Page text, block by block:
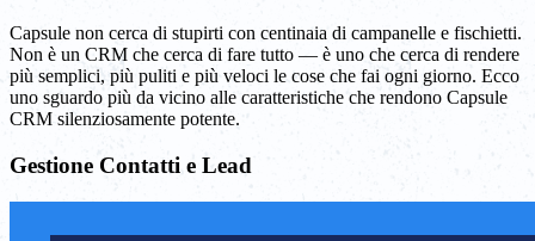
Capsule non cerca di stupirti con centinaia di campanelle e fischietti.
Non è un CRM che cerca di fare tutto — è uno che cerca di rendere
più semplici, più puliti e più veloci le cose che fai ogni giorno. Ecco
uno sguardo più da vicino alle caratteristiche che rendono Capsule
CRM silenziosamente potente.
Gestione Contatti e Lead